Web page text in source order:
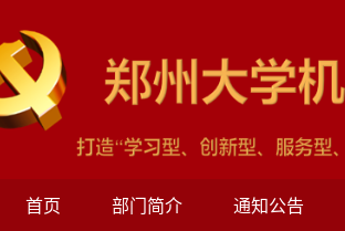
首页 部门简介 通知公告